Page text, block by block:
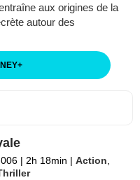
aux origines de la
autour des
+
| 2h 18min | Action